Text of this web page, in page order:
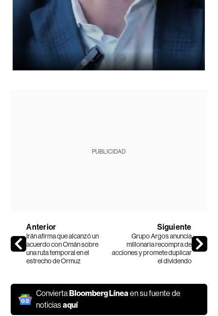
PUBLICIDAD
Anterior
Irán afirma que alcanzó un
acuerdo con Omán sobre
una ruta temporal en el
estrecho de Ormuz
Siguiente
Grupo Argos anuncia
millonaria recompra de
acciones y promete duplicar
el dividendo
ConviertaBloomberg Líneaen su fuente de
noticiasaquí